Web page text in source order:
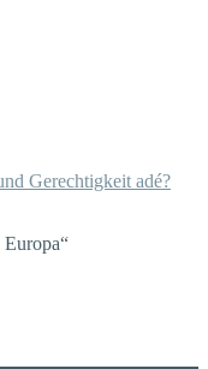
Gerechtigkeit adé?